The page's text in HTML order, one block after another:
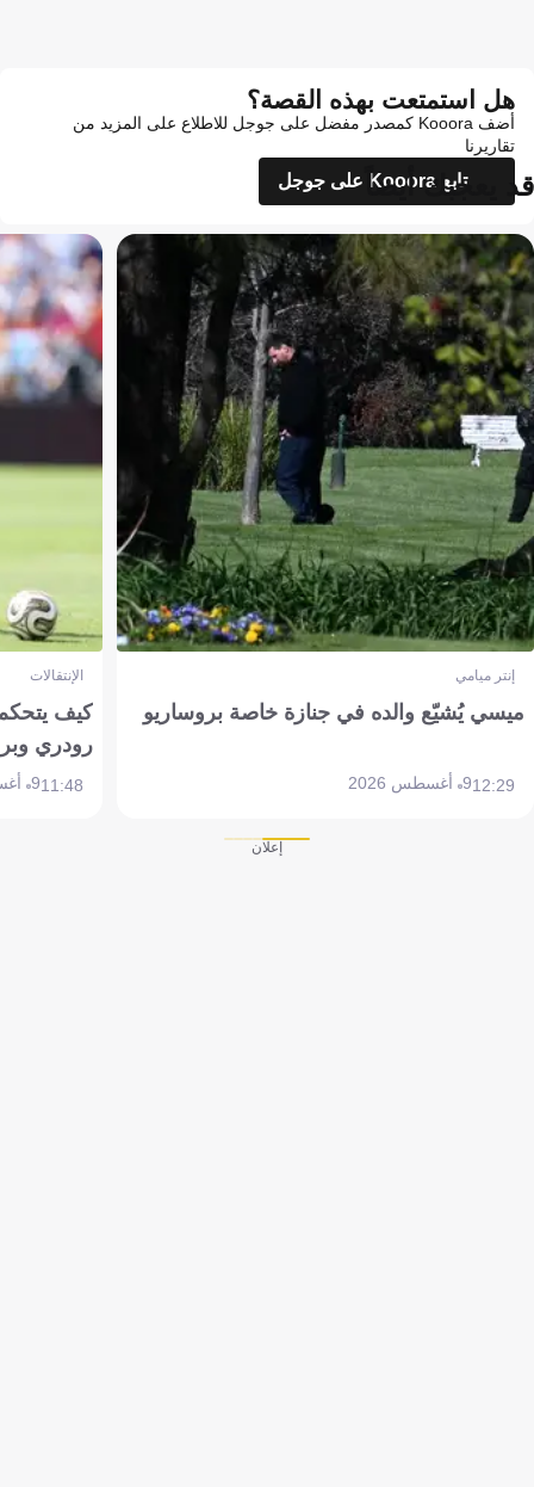
هل استمتعت بهذه القصة؟
أضف Kooora كمصدر مفضل على جوجل للاطلاع على المزيد من
تقاريرنا
تابع Kooora على جوجل
قد يعجبك أيضاً
إنتر ميامي
ميسي يُشيّع والده في جنازة خاصة بروساريو
12:299 أغسطس 2026
الإنتقالات
كيف
رودري
11:489 أغسطس 2026
إعلان